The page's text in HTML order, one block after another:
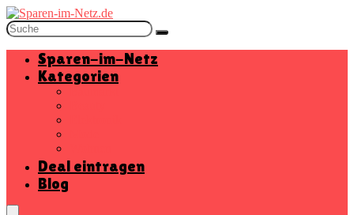
Sparen-im-Netz
Kategorien
Deal eintragen
Blog